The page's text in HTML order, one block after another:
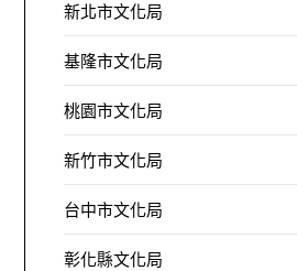
新北市文化局
基隆市文化局
桃園市文化局
新竹市文化局
台中市文化局
彰化縣文化局